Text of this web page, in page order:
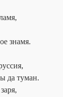
знамя.
да туман.